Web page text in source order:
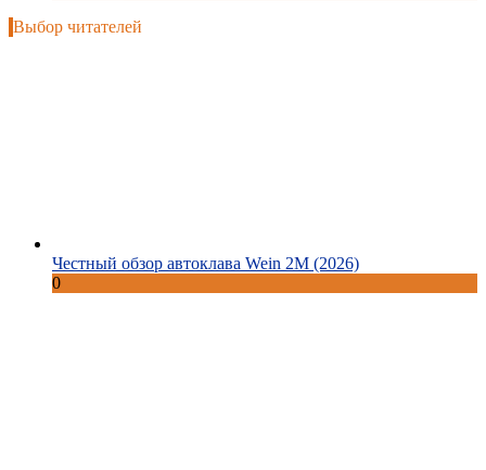
Выбор читателей
Честный обзор автоклава Wein 2M (2026)
0